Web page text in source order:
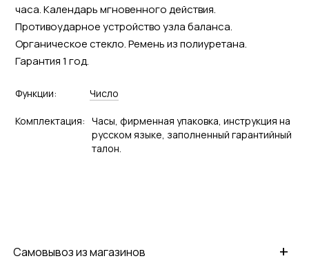
часа. Календарь мгновенного действия.
Противоударное устройство узла баланса.
Органическое стекло. Ремень из полиуретана.
Гарантия 1 год.
Функции: Число
Комплектация: Часы, фирменная упаковка, инструкция на
русском языке, заполненный гарантийный
талон.
+
Самовывоз из магазинов